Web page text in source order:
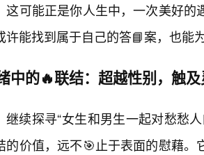
这可能正是你人生中，一次美好
许能找到属于自己的答📘案，也能
中的🔥联结：超越性别，触
继续探寻“女生和男生一起对愁愁
的价值，远不🎯止于表面的慰藉